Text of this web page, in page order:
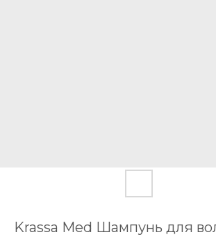
Krassa Med Шампунь для